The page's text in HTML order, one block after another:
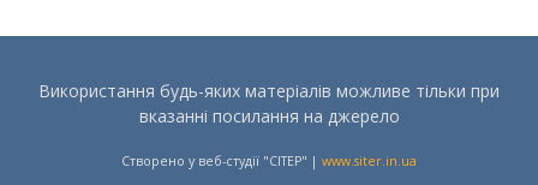
Використання будь-яких матеріалів можливе тільки при
вказанні посилання на джерело
Створено у веб-студії "СІТЕР" | www.siter.in.ua